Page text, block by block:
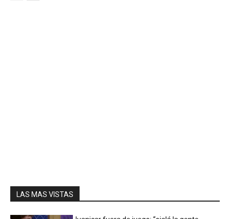
LAS MAS VISTAS